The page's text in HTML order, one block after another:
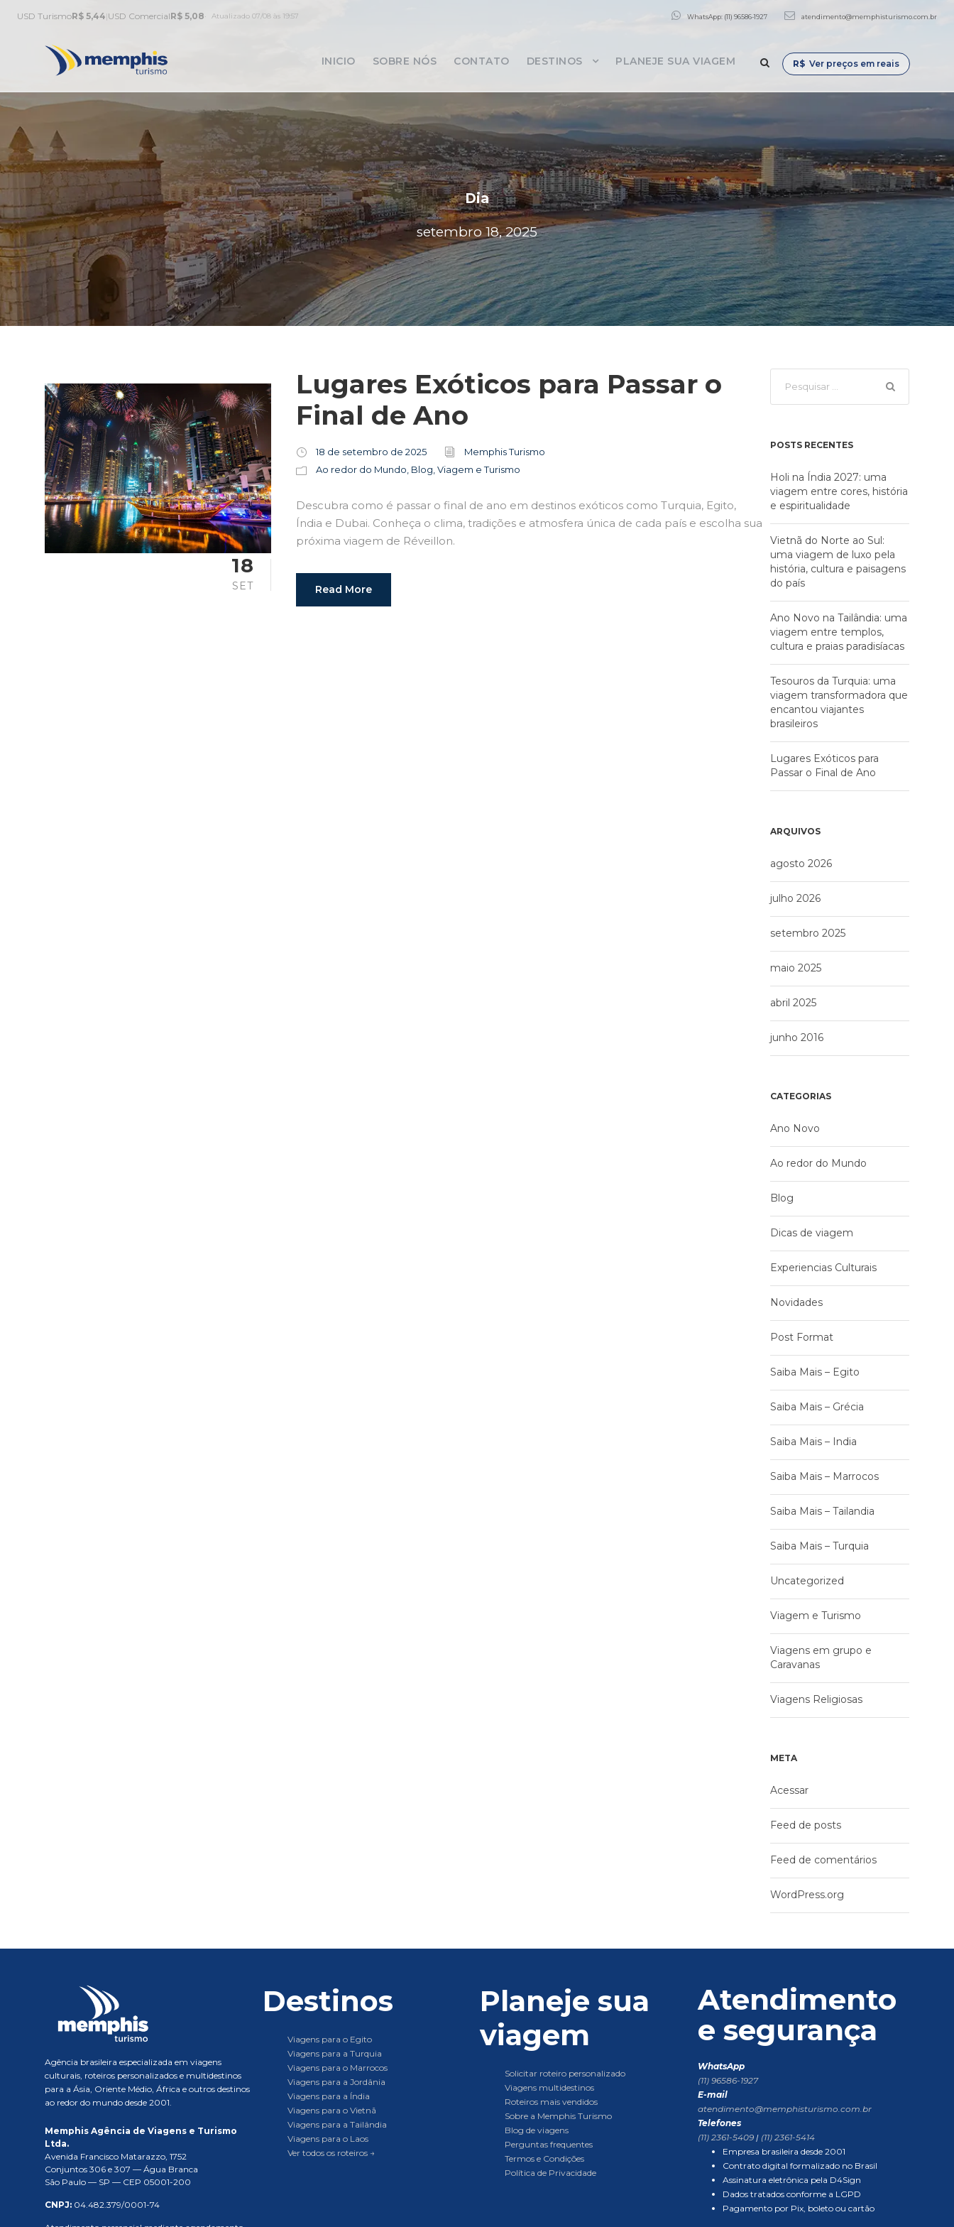
USD TurismoR$ 5,44|USD ComercialR$ 5,08 Atualizado 07/08 às 19:57 WhatsApp: (11) 96586-1927 atendimento@memphisturismo.com.br
INICIO SOBRE NÓS CONTATO DESTINOS PLANEJE SUA VIAGEM R$ Ver preços em reais
Dia
setembro 18, 2025
18
SET
Lugares Exóticos para Passar o
Final de Ano
18 de setembro de 2025
Memphis Turismo
Ao redor do Mundo Blog Viagem e Turismo
Descubra como é passar o final de ano em destinos exóticos como Turquia, Egito,
Índia e Dubai. Conheça o clima, tradições e atmosfera única de cada país e escolha sua
próxima viagem de Réveillon.
Read More
POSTS RECENTES
Holi na Índia 2027: uma
viagem entre cores, história
e espiritualidade
Vietnã do Norte ao Sul:
uma viagem de luxo pela
história, cultura e paisagens
do país
Ano Novo na Tailândia: uma
viagem entre templos,
cultura e praias paradisíacas
Tesouros da Turquia: uma
viagem transformadora que
encantou viajantes
brasileiros
Lugares Exóticos para
Passar o Final de Ano
ARQUIVOS
agosto 2026
julho 2026
setembro 2025
maio 2025
abril 2025
junho 2016
CATEGORIAS
Ano Novo
Ao redor do Mundo
Blog
Dicas de viagem
Experiencias Culturais
Novidades
Post Format
Saiba Mais – Egito
Saiba Mais – Grécia
Saiba Mais – India
Saiba Mais – Marrocos
Saiba Mais – Tailandia
Saiba Mais – Turquia
Uncategorized
Viagem e Turismo
Viagens em grupo e
Caravanas
Viagens Religiosas
META
Acessar
Feed de posts
Feed de comentários
WordPress.org
Agência brasileira especializada em viagens
culturais, roteiros personalizados e multidestinos
para a Ásia, Oriente Médio, África e outros destinos
ao redor do mundo desde 2001.
Memphis Agência de Viagens e Turismo
Ltda.
Avenida Francisco Matarazzo, 1752
Conjuntos 306 e 307 — Água Branca
São Paulo — SP — CEP 05001-200
CNPJ: 04.482.379/0001-74
Destinos
Viagens para o Egito
Viagens para a Turquia
Viagens para o Marrocos
Viagens para a Jordânia
Viagens para a Índia
Viagens para o Vietnã
Viagens para a Tailândia
Viagens para o Laos
Ver todos os roteiros →
Planeje sua
viagem
Solicitar roteiro personalizado
Viagens multidestinos
Roteiros mais vendidos
Sobre a Memphis Turismo
Blog de viagens
Perguntas frequentes
Termos e Condições
Política de Privacidade
Atendimento
e segurança
WhatsApp
(11) 96586-1927
E-mail
atendimento@memphisturismo.com.br
Telefones
(11) 2361-5409 | (11) 2361-5414
Empresa brasileira desde 2001
Contrato digital formalizado no Brasil
Assinatura eletrônica pela D4Sign
Dados tratados conforme a LGPD
Pagamento por Pix, boleto ou cartão